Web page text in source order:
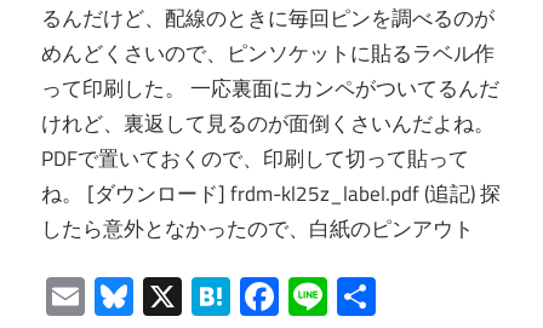
るんだけど、配線のときに毎回ピンを調べるのが
めんどくさいので、ピンソケットに貼るラベル作
って印刷した。 一応裏面にカンペがついてるんだ
けれど、裏返して見るのが面倒くさいんだよね。
PDFで置いておくので、印刷して切って貼って
ね。 [ダウンロード] frdm-kl25z_label.pdf (追記) 探
したら意外となかったので、白紙のピンアウト
EmailBluesky
X Hatena
Facebook
Line